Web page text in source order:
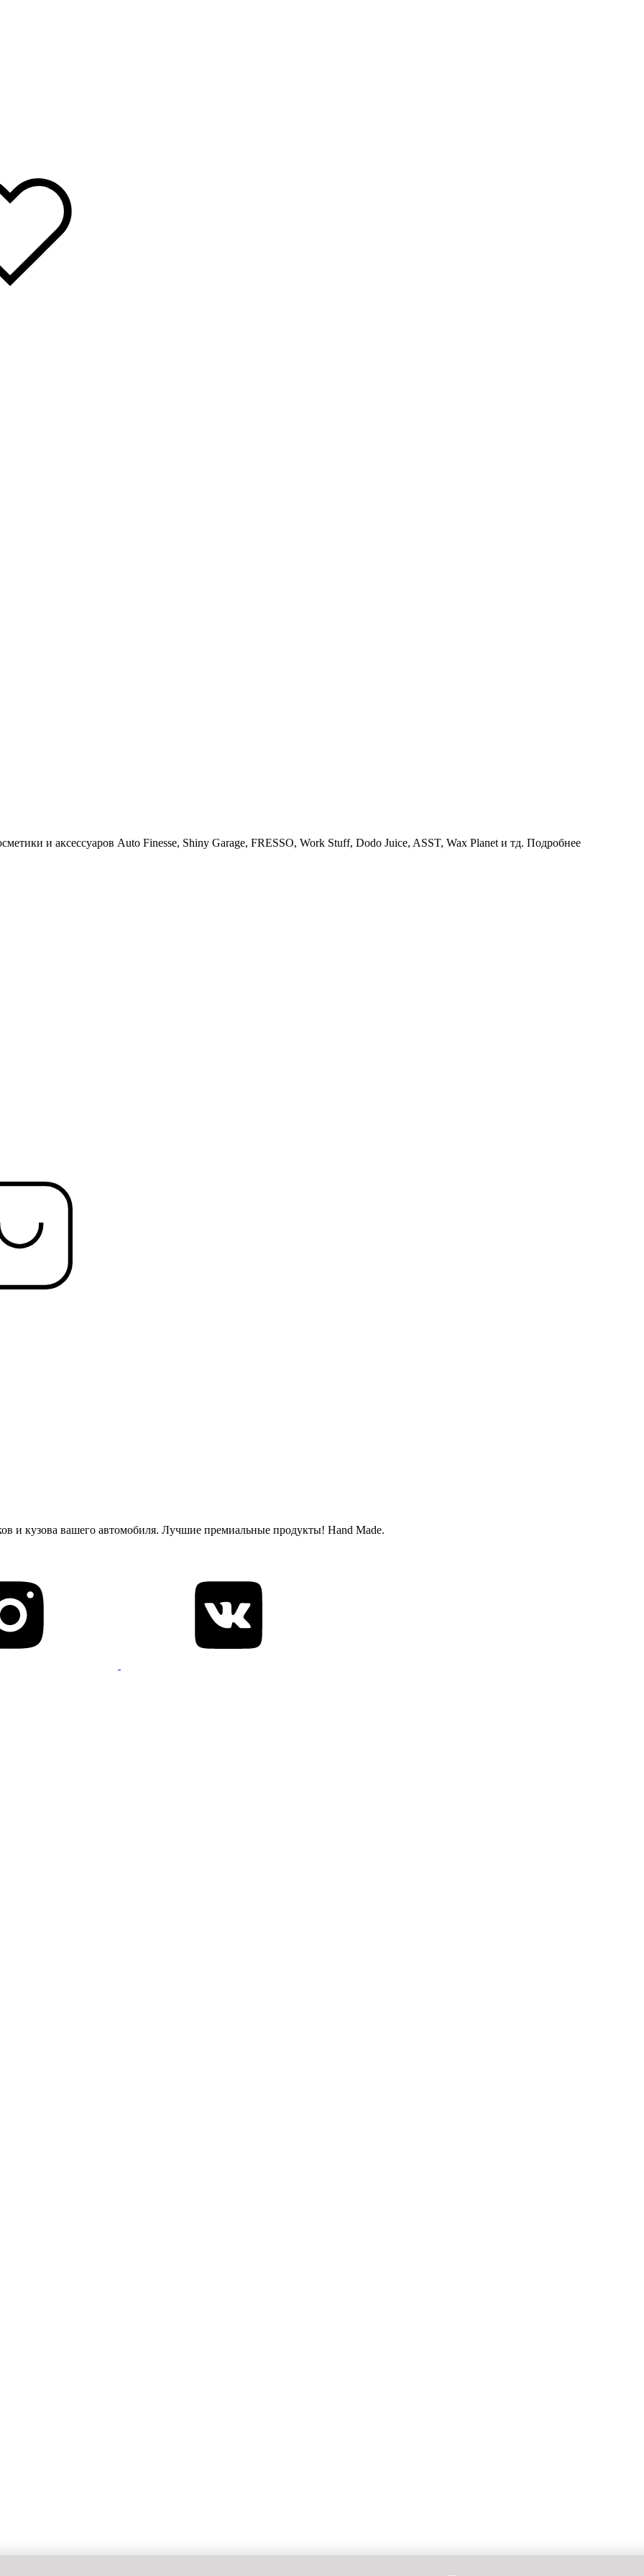
и аксессуаров Auto Finesse, Shiny Garage, FRESSO, Work Stuff, Dodo Juice, ASST, Wax Planet и тд. Подробнее
и кузова вашего автомобиля. Лучшие премиальные продукты! Hand Made.